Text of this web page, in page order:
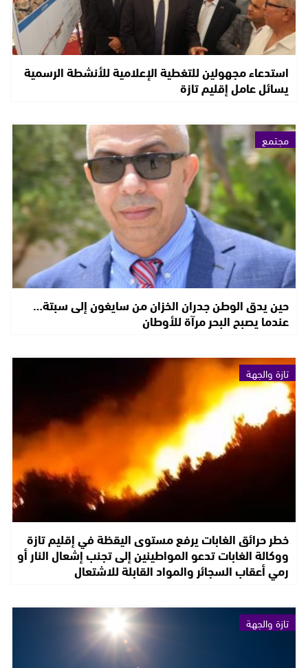
استدعاء مجهولين للتغطية الإعلامية للأنشطة الرسمية
يسائل عامل إقليم تازة
مجتمع
حين يدق الوطن جدران الخزان من سايغون إلى سبتة…
عندما يصبح البحر مرآة للأوطان
تازة والجهة
خطر حرائق الغابات يرفع مستوى اليقظة في إقليم تازة
ووكالة الغابات تدعو المواطينين إلى تجنب إشعال النار أو
رمي أعقاب السجائر والمواد القابلة للاشتعال
تازة والجهة